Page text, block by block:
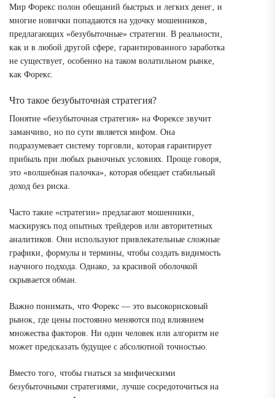
Мир Форекс полон обещаний быстрых и легких денег‚ и
многие новички попадаются на удочку мошенников‚
предлагающих «безубыточные» стратегии. В реальности‚
как и в любой другой сфере‚ гарантированного заработка
не существует‚ особенно на таком волатильном рынке‚
как Форекс.
Что такое безубыточная стратегия?
Понятие «безубыточная стратегия» на Форексе звучит
заманчиво‚ но по сути является мифом. Она
подразумевает систему торговли‚ которая гарантирует
прибыль при любых рыночных условиях. Проще говоря‚
это «волшебная палочка»‚ которая обещает стабильный
доход без риска.
Часто такие «стратегии» предлагают мошенники‚
маскируясь под опытных трейдеров или авторитетных
аналитиков. Они используют привлекательные сложные
графики‚ формулы и термины‚ чтобы создать видимость
научного подхода. Однако‚ за красивой оболочкой
скрывается обман.
Важно понимать‚ что Форекс ― это высокорисковый
рынок‚ где цены постоянно меняются под влиянием
множества факторов. Ни один человек или алгоритм не
может предсказать будущее с абсолютной точностью.
Вместо того‚ чтобы гнаться за мифическими
безубыточными стратегиями‚ лучше сосредоточиться на